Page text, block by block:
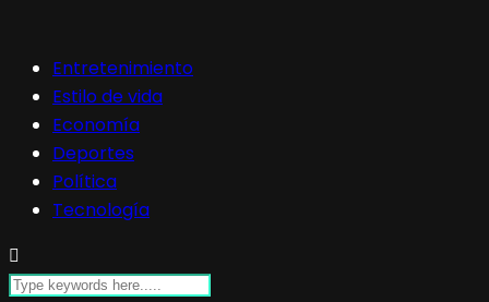
Entretenimiento
Estilo de vida
Economía
Deportes
Política
Tecnología